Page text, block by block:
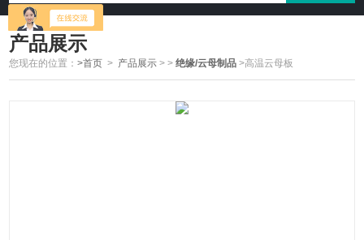
产品展示
您现在的位置：>首页 > 产品展示 >>绝缘/云母制品 >高温云母板